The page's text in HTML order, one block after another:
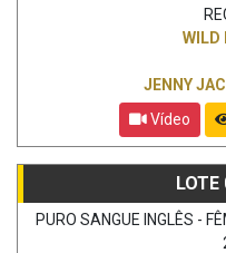
WILD
JENNY
Vídeo
LOTE
PURO SANGUE INGLÊS -